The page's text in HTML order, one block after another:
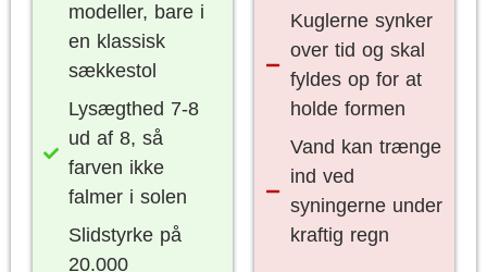
modeller, bare i
en klassisk
sækkestol
Lysægthed 7-8
ud af 8, så
farven ikke
falmer i solen
Slidstyrke på
20.000
Kuglerne synker
over tid og skal
fyldes op for at
holde formen
Vand kan trænge
ind ved
syningerne under
kraftig regn